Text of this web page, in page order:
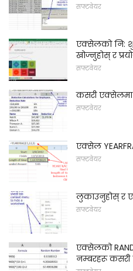
सफ्टवेयर
एक्सेलको नि:
खोज्नुहोस् र
सफ्टवेयर
कसरी एक्सेलमा
सफ्टवेयर
एक्सेल
सफ्टवेयर
लुकाउनुहोस् र
सफ्टवेयर
एक्सेलको RAND
नम्बरहरू कसरी